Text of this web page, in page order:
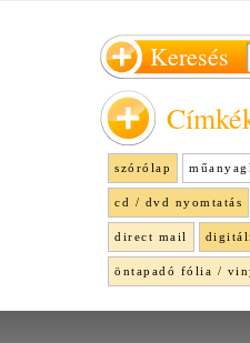
Keresés
szórólap
cd / dvd nyomtatás
direct mail
öntapadó fólia /